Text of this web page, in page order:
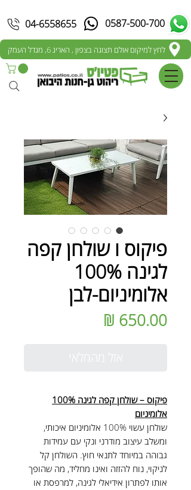
0587-500-700
04-6558655
לחץ למיקום אולם תצוגה בצפון , האריג 6, מגדל העמק
פיקוס ו שולחן קפה
לגינה 100%
אלומיניום-לבן
פיקוס – שולחן קפה לגינה 100%
אלומיניום
שולחן עשוי 100% אלומיניום איכותי,
ומשלב עיצוב מודרני ונקי עם עמידות
גבוהה במיוחד לתנאי חוץ. השולחן קל
לניקוי, נוח להזזה ואינו מחליד, מה שהופך
אותו לפתרון אידיאלי לגינה, למרפסת או